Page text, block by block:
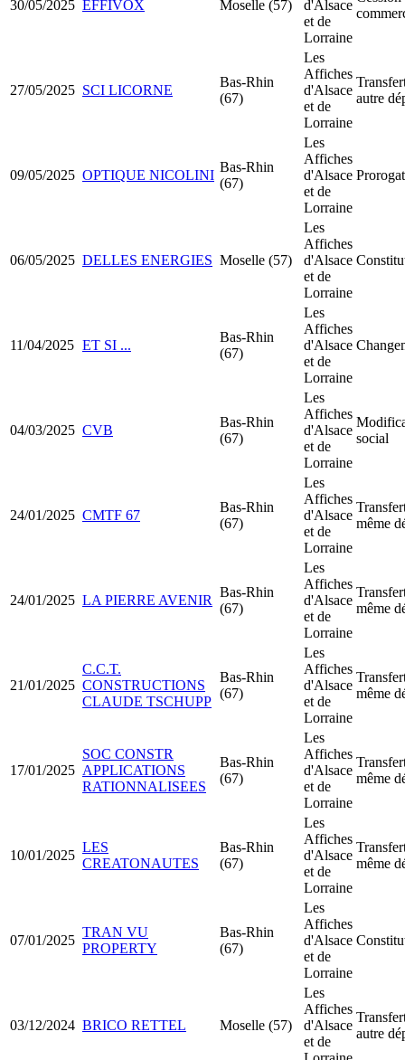
30/05/2025 EFFIVOX Moselle (57)
d'Alsace
et de
Lorraine
27/05/2025 SCI LICORNE
Bas-Rhin
(67)
Les
Affiches
d'Alsace
et de
Lorraine
autre
09/05/2025 OPTIQUE NICOLINI
Bas-Rhin
(67)
Les
Affiches
d'Alsace
et de
Lorraine
06/05/2025 DELLES ENERGIES Moselle (57)
Les
Affiches
d'Alsace
et de
Lorraine
11/04/2025 ET SI ...
Bas-Rhin
(67)
Les
Affiches
d'Alsace
et de
Lorraine
04/03/2025 CVB
Bas-Rhin
(67)
Les
Affiches
d'Alsace
et de
Lorraine
social
24/01/2025 CMTF 67
Bas-Rhin
(67)
Les
Affiches
d'Alsace
et de
Lorraine
même
24/01/2025 LA PIERRE AVENIR
Bas-Rhin
(67)
Les
Affiches
d'Alsace
et de
Lorraine
même
21/01/2025
C.C.T.
CONSTRUCTIONS
CLAUDE TSCHUPP
Bas-Rhin
(67)
Les
Affiches
d'Alsace
et de
Lorraine
même
17/01/2025
SOC CONSTR
APPLICATIONS
RATIONNALISEES
Bas-Rhin
(67)
Les
Affiches
d'Alsace
et de
Lorraine
même
10/01/2025
LES
CREATONAUTES
Bas-Rhin
(67)
Les
Affiches
d'Alsace
et de
Lorraine
même
07/01/2025
TRAN VU
PROPERTY
Bas-Rhin
(67)
Les
Affiches
d'Alsace
et de
Lorraine
03/12/2024 BRICO RETTEL Moselle (57)
Les
Affiches
d'Alsace
et de
autre